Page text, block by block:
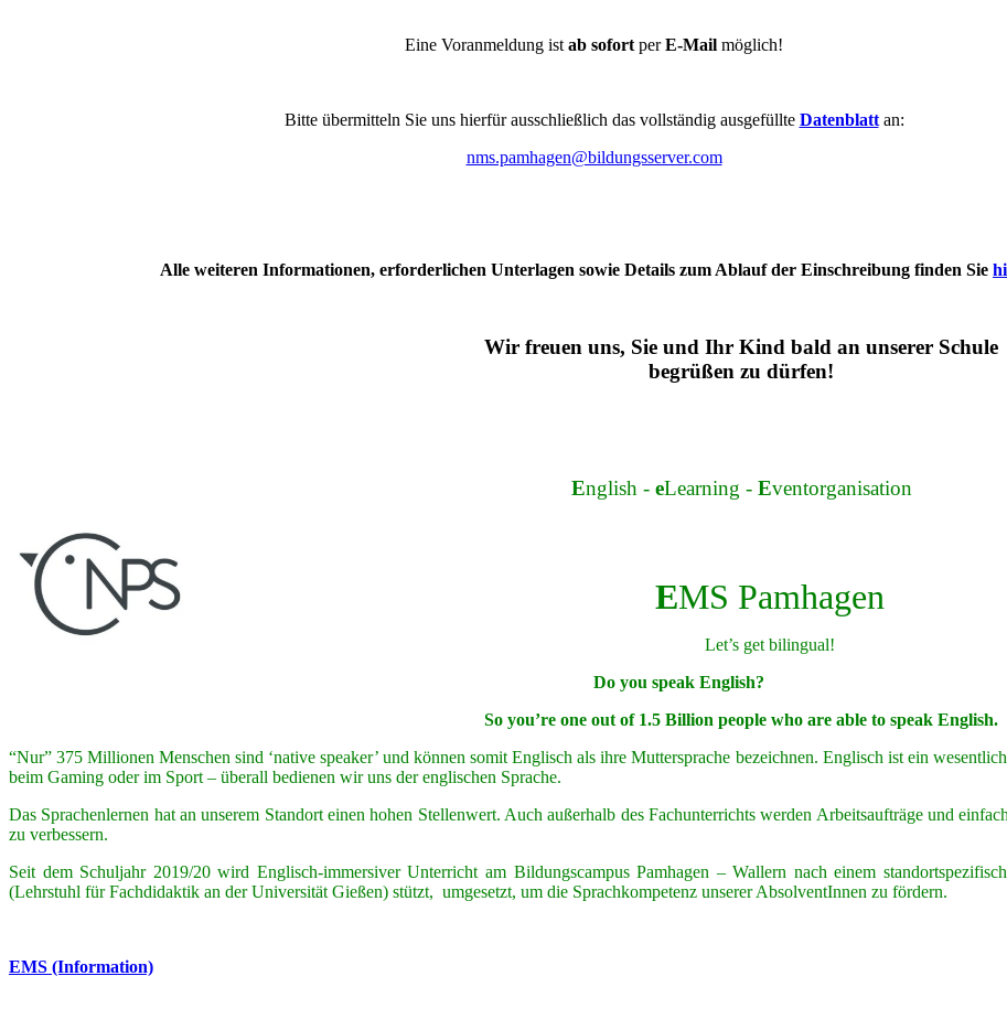
Eine Voranmeldung ist ab sofort perE-Mail möglich!
Bitte übermitteln Sie uns hierfür ausschließlich das vollständig ausgefüllte Datenblatt an:
nms.pamhagen@bildungsserver.com
Alle weiteren Informationen, erforderlichen Unterlagen sowie Details zum Ablauf der Einschreibung finden Sie
Wir freuen uns, Sie und Ihr Kind bald an unserer Schule
begrüßen zu dürfen!
English - eLearning - Eventorganisation
EMS Pamhagen
Let’s get bilingual!
Do you speak English?
So you’re one out of 1.5 Billion people who are able to speak English.
“Nur” 375 Millionen Menschen sind ‘native speaker’ und können somit Englisch als ihre Muttersprache bezeichnen. Englisch ist ein
beim Gaming oder im Sport – überall bedienen wir uns der englischen Sprache.
Das Sprachenlernen hat an unserem Standort einen hohen Stellenwert. Auch außerhalb des Fachunterrichts werden Arbeitsaufträge und
zu verbessern.
Seit dem Schuljahr 2019/20 wird Englisch-immersiver Unterricht am Bildungscampus Pamhagen – Wallern nach einem
(Lehrstuhl für Fachdidaktik an der Universität Gießen) stützt, umgesetzt, um die Sprachkompetenz unserer AbsolventInnen zu fördern.
EMS (Information)